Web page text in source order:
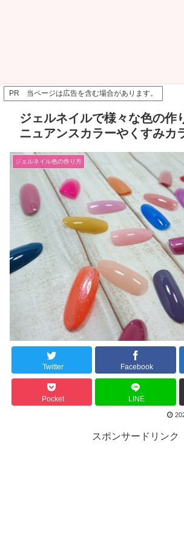
PR 当ページは広告を含む場合があります。
ジェルネイルで様々な色の作
ニュアンスカラーやくすみカ
ジェルネイル色の作り方
Twitter Facebook
Pocket LINE
スポンサードリンク